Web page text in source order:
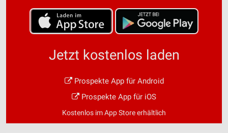
Jetzt kostenlos laden
Prospekte App für Android
Prospekte App für iOS
Kostenlos im App Store erhältlich